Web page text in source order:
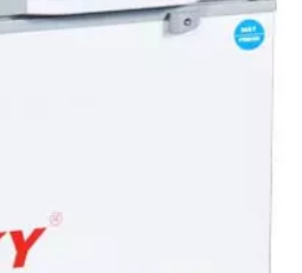
do người sử dụng hay có thói